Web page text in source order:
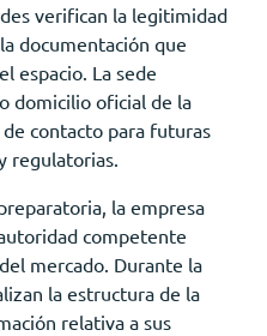
verifican la legitimidad
documentación que
espacio. La sede
domicilio oficial de la
contacto para futuras
regulatorias.
la empresa
competente
mercado. Durante la
la estructura de la
relativa a sus